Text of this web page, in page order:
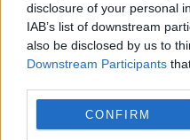
disclosure of your personal
IAB’s list of downstream
also be disclosed by us to
Downstream Participants
CONFIRM
inzestrare romania